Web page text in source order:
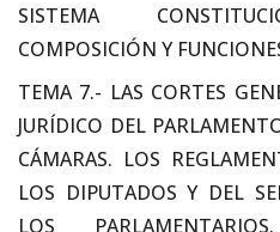
SISTEMA
COMPOSICIÓN Y
TEMA 7.- LAS CORTES
JURÍDICO DEL
CÁMARAS. LOS
LOS DIPUTADOS Y DEL
LOS